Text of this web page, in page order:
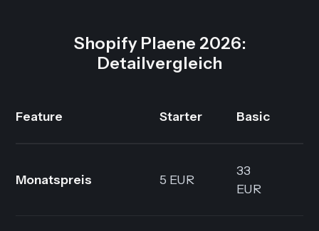
Shopify Plaene 2026:
Detailvergleich
Feature Starter Basic
Monatspreis 5 EUR
33
EUR